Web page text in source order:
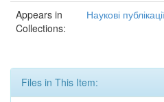
Appears in
Collections:
Наукові
Files in This Item: